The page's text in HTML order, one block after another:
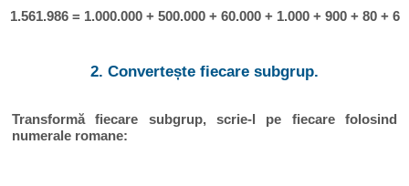
1.561.986 = 1.000.000 + 500.000 + 60.000 + 1.000 + 900 + 80 + 6
2. Convertește fiecare subgrup.
Transformă fiecare subgrup, scrie-l pe fiecare folosind
numerale romane: